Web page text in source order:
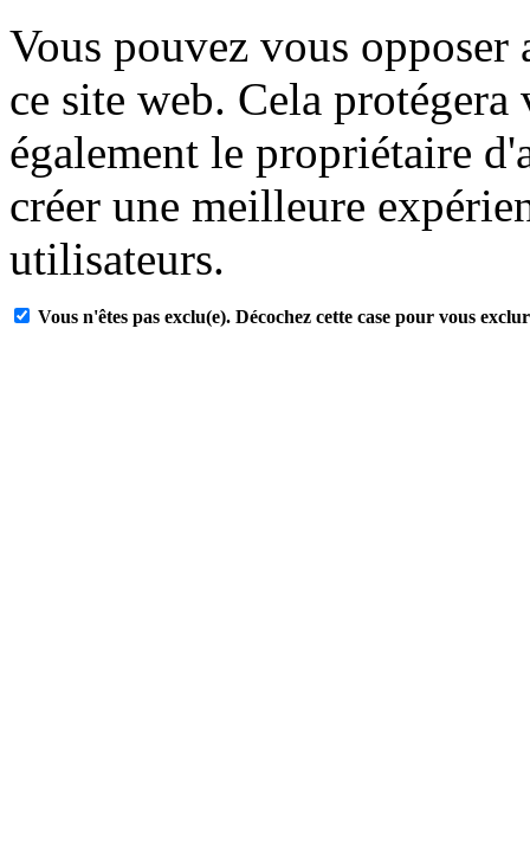
Vous pouvez vous
ce site web. Cela
également le propriétaire
créer une meilleure
utilisateurs.
Vous n'êtes pas exclu(e). Décochez cette case pour vous